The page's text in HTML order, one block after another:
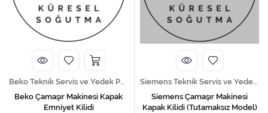
Beko Teknik Servis ve Yedek Parça Hizmetleri
Beko Çamaşır Makinesi Kapak
Emniyet Kilidi
Siemens Teknik Servis ve Yedek Parça Hizmetleri
Siemens Çamaşır Makinesi
Kapak Kilidi (Tutamaksız Model)